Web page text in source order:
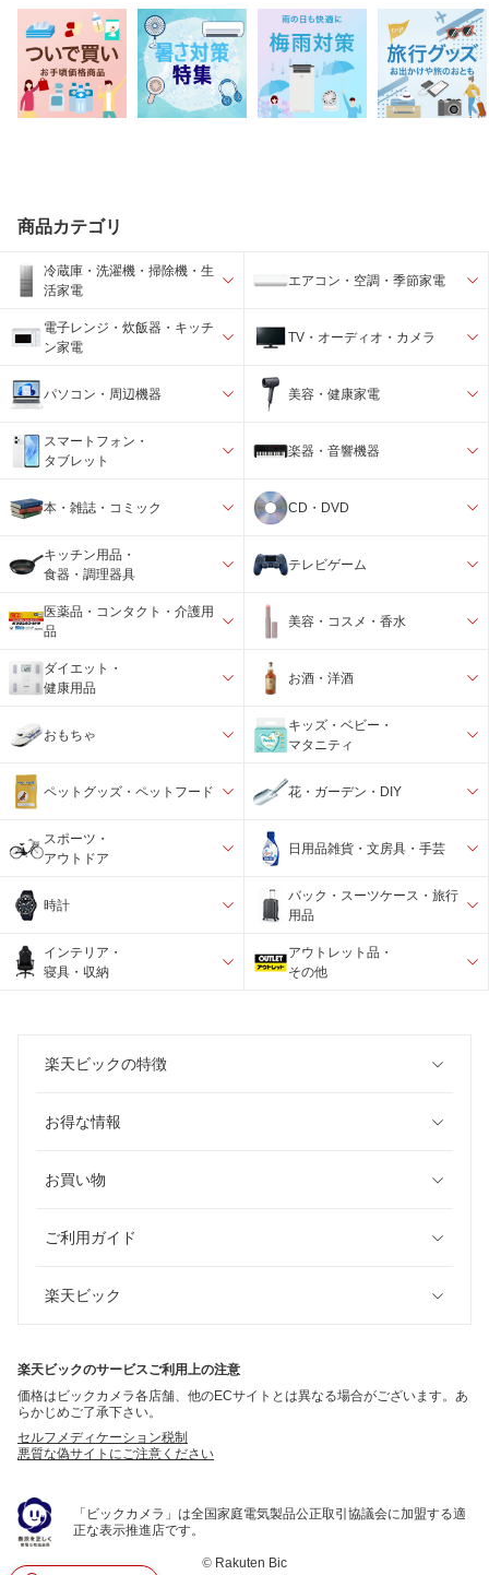
商品カテゴリ
冷蔵庫・洗濯機・掃除機・生
活家電
エアコン・空調・季節家電
電子レンジ・炊飯器・キッチ
ン家電
TV・オーディオ・カメラ
パソコン・周辺機器 美容・健康家電
スマートフォン・
タブレット
楽器・音響機器
本・雑誌・コミック CD・DVD
キッチン用品・
食器・調理器具
テレビゲーム
医薬品・コンタクト・介護用
品
美容・コスメ・香水
ダイエット・
健康用品
お酒・洋酒
おもちゃ
キッズ・ベビー・
マタニティ
ペットグッズ・ペットフード 花・ガーデン・DIY
スポーツ・
アウトドア
日用品雑貨・文房具・手芸
時計
バック・スーツケース・旅行
用品
インテリア・
寝具・収納
アウトレット品・
その他
楽天ビックの特徴
お得な情報
お買い物
ご利用ガイド
楽天ビック
楽天ビックのサービスご利用上の注意
価格はビックカメラ各店舗、他のECサイトとは異なる場合がございます。あ
らかじめご了承下さい。
セルフメディケーション税制
悪質な偽サイトにご注意ください
「ビックカメラ」は全国家庭電気製品公正取引協議会に加盟する適
正な表示推進店です。
© Rakuten Bic